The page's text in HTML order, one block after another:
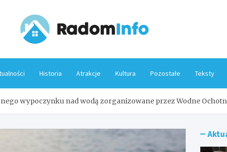
Historia Atrakcje Kultura Pozostałe Teksty
wypoczynku nad wodą zorganizowane przez Wodne